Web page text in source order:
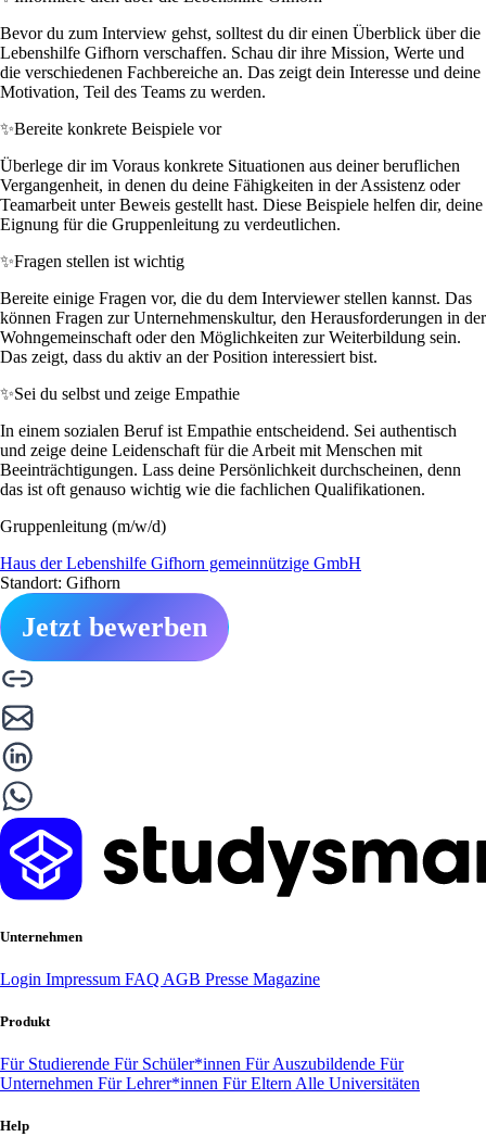
Bevor du zum Interview gehst, solltest du dir einen Überblick über die
Lebenshilfe Gifhorn verschaffen. Schau dir ihre Mission, Werte und
die verschiedenen Fachbereiche an. Das zeigt dein Interesse und deine
Motivation, Teil des Teams zu werden.
✨Bereite konkrete Beispiele vor
Überlege dir im Voraus konkrete Situationen aus deiner beruflichen
Vergangenheit, in denen du deine Fähigkeiten in der Assistenz oder
Teamarbeit unter Beweis gestellt hast. Diese Beispiele helfen dir, deine
Eignung für die Gruppenleitung zu verdeutlichen.
✨Fragen stellen ist wichtig
Bereite einige Fragen vor, die du dem Interviewer stellen kannst. Das
können Fragen zur Unternehmenskultur, den Herausforderungen in der
Wohngemeinschaft oder den Möglichkeiten zur Weiterbildung sein.
Das zeigt, dass du aktiv an der Position interessiert bist.
✨Sei du selbst und zeige Empathie
In einem sozialen Beruf ist Empathie entscheidend. Sei authentisch
und zeige deine Leidenschaft für die Arbeit mit Menschen mit
Beeinträchtigungen. Lass deine Persönlichkeit durchscheinen, denn
das ist oft genauso wichtig wie die fachlichen Qualifikationen.
Gruppenleitung (m/w/d)
Haus der Lebenshilfe Gifhorn gemeinnützige GmbH
Standort: Gifhorn
Jetzt bewerben
Unternehmen
Login Impressum FAQ AGB Presse Magazine
Produkt
Für Studierende Für Schüler*innen Für Auszubildende Für
Unternehmen Für Lehrer*innen Für Eltern Alle Universitäten
Help